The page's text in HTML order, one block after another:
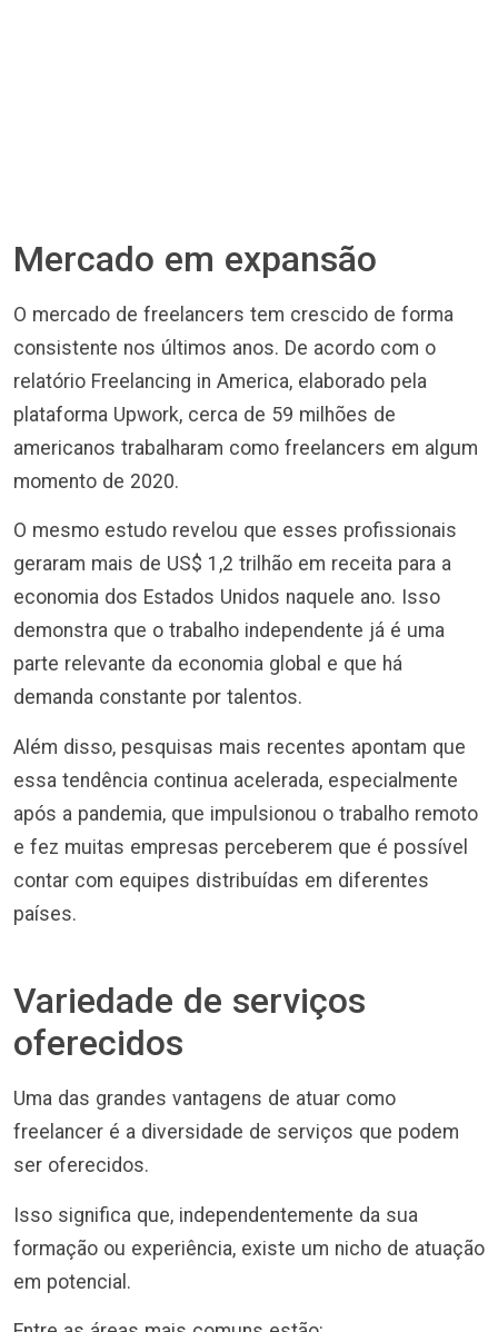
Mercado em expansão
O mercado de freelancers tem crescido de forma
consistente nos últimos anos. De acordo com o
relatório Freelancing in America, elaborado pela
plataforma Upwork, cerca de 59 milhões de
americanos trabalharam como freelancers em algum
momento de 2020.
O mesmo estudo revelou que esses profissionais
geraram mais de US$ 1,2 trilhão em receita para a
economia dos Estados Unidos naquele ano. Isso
demonstra que o trabalho independente já é uma
parte relevante da economia global e que há
demanda constante por talentos.
Além disso, pesquisas mais recentes apontam que
essa tendência continua acelerada, especialmente
após a pandemia, que impulsionou o trabalho remoto
e fez muitas empresas perceberem que é possível
contar com equipes distribuídas em diferentes
países.
Variedade de serviços
oferecidos
Uma das grandes vantagens de atuar como
freelancer é a diversidade de serviços que podem
ser oferecidos.
Isso significa que, independentemente da sua
formação ou experiência, existe um nicho de atuação
em potencial.